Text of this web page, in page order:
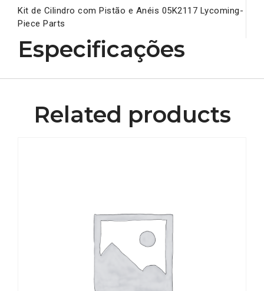
Kit de Cilindro com Pistão e Anéis 05K2117 Lycoming-
Piece Parts
Especificações
Related products